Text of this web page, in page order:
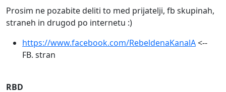
Prosim ne pozabite deliti to med prijatelji, fb skupinah,
straneh in drugod po internetu :)
https://www.facebook.com/RebeldenaKanalA<--
FB. stran
RBD